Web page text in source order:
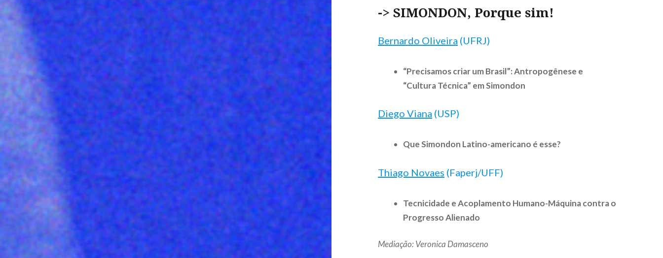
-> SIMONDON, Porque sim!
Bernardo Oliveira (UFRJ)
“Precisamos criar um Brasil”: Antropogênese e
“Cultura Técnica” em Simondon
Diego Viana (USP)
Que Simondon Latino-americano é esse?
Thiago Novaes (Faperj/UFF)
Tecnicidade e Acoplamento Humano-Máquina contra o
Progresso Alienado
Mediação: Veronica Damasceno